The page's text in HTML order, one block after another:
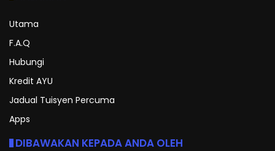
Utama
F.A.Q
Hubungi
Kredit AYU
Jadual Tuisyen Percuma
Apps
DIBAWAKAN KEPADA ANDA OLEH